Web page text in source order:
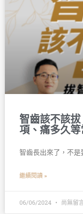
智齒該不該
項、痛多久
智齒長出來了，不
繼續閱讀 »
06/06/2024 尚無留